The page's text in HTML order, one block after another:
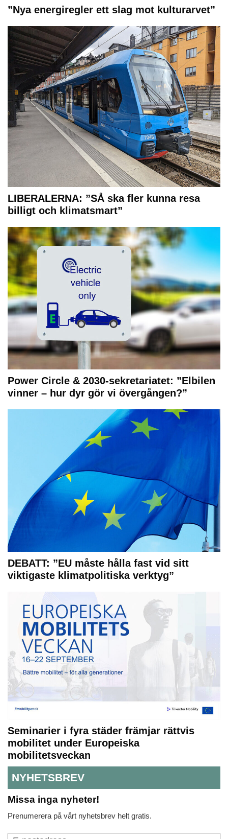
”Nya energiregler ett slag mot kulturarvet”
LIBERALERNA: ”SÅ ska fler kunna resa
billigt och klimatsmart”
Power Circle & 2030-sekretariatet: ”Elbilen
vinner – hur dyr gör vi övergången?”
DEBATT: ”EU måste hålla fast vid sitt
viktigaste klimatpolitiska verktyg”
Seminarier i fyra städer främjar rättvis
mobilitet under Europeiska
mobilitetsveckan
NYHETSBREV
Missa inga nyheter!
Prenumerera på vårt nyhetsbrev helt gratis.